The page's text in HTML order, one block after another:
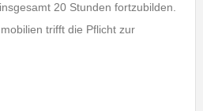
20 Stunden fortzubilden.
trifft die Pflicht zur